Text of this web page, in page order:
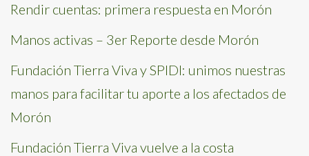
Rendir cuentas: primera respuesta en Morón
Manos activas – 3er Reporte desde Morón
Fundación Tierra Viva y SPIDI: unimos nuestras
manos para facilitar tu aporte a los afectados de
Morón
Fundación Tierra Viva vuelve a la costa